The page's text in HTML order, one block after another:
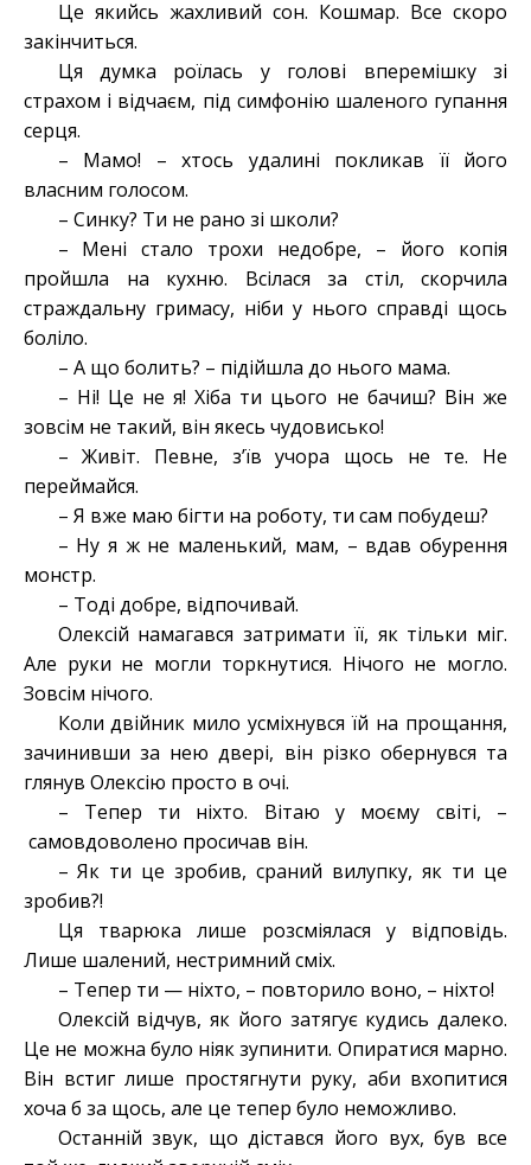
Це якийсь жахливий сон. Кошмар. Все скоро
закінчиться.
Ця думка роїлась у голові вперемішку зі
страхом і відчаєм, під симфонію шаленого гупання
серця.
– Мамо! – хтось удалині покликав її його
власним голосом.
– Синку? Ти не рано зі школи?
– Мені стало трохи недобре, – його копія
пройшла на кухню. Всілася за стіл, скорчила
страждальну гримасу, ніби у нього справді щось
боліло.
– А що болить? – підійшла до нього мама.
– Ні! Це не я! Хіба ти цього не бачиш? Він же
зовсім не такий, він якесь чудовисько!
– Живіт. Певне, з’їв учора щось не те. Не
переймайся.
– Я вже маю бігти на роботу, ти сам побудеш?
– Ну я ж не маленький, мам, – вдав обурення
монстр.
– Тоді добре, відпочивай.
Олексій намагався затримати її, як тільки міг.
Але руки не могли торкнутися. Нічого не могло.
Зовсім нічого.
Коли двійник мило усміхнувся їй на прощання,
зачинивши за нею двері, він різко обернувся та
глянув Олексію просто в очі.
– Тепер ти ніхто. Вітаю у моєму світі, –
самовдоволено просичав він.
– Як ти це зробив, сраний вилупку, як ти це
зробив?!
Ця тварюка лише розсміялася у відповідь.
Лише шалений, нестримний сміх.
– Тепер ти — ніхто, – повторило воно, – ніхто!
Олексій відчув, як його затягує кудись далеко.
Це не можна було ніяк зупинити. Опиратися марно.
Він встиг лише простягнути руку, аби вхопитися
хоча б за щось, але це тепер було неможливо.
Останній звук, що дістався його вух, був все